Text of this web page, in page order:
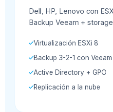
Dell, HP, Lenovo con
Backup Veeam +
Virtualización ESXi 8
Backup 3-2-1 con Veeam
Active Directory + GPO
Replicación a la nube